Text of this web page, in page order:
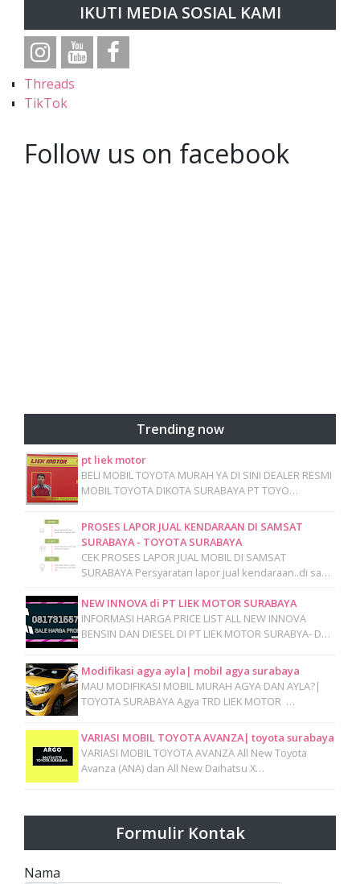
IKUTI MEDIA SOSIAL KAMI
Threads
TikTok
Follow us on facebook
Trending now
pt liek motor
BELI MOBIL TOYOTA MURAH YA DI SINI DEALER RESMI
MOBIL TOYOTA DIKOTA SURABAYA PT TOYO…
PROSES LAPOR JUAL KENDARAAN DI SAMSAT
SURABAYA - TOYOTA SURABAYA
CEK PROSES LAPOR JUAL MOBIL DI SAMSAT
SURABAYA Persyaratan lapor jual kendaraan..di sa…
NEW INNOVA di PT LIEK MOTOR SURABAYA
INFORMASI HARGA PRICE LIST ALL NEW INNOVA
BENSIN DAN DIESEL DI PT LIEK MOTOR SURABYA- D…
Modifikasi agya ayla| mobil agya surabaya
MAU MODIFIKASI MOBIL MURAH AGYA DAN AYLA?|
TOYOTA SURABAYA Agya TRD LIEK MOTOR …
VARIASI MOBIL TOYOTA AVANZA| toyota surabaya
VARIASI MOBIL TOYOTA AVANZA All New Toyota
Avanza (ANA) dan All New Daihatsu X…
Formulir Kontak
Nama